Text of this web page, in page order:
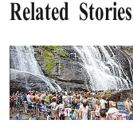
Related Stories